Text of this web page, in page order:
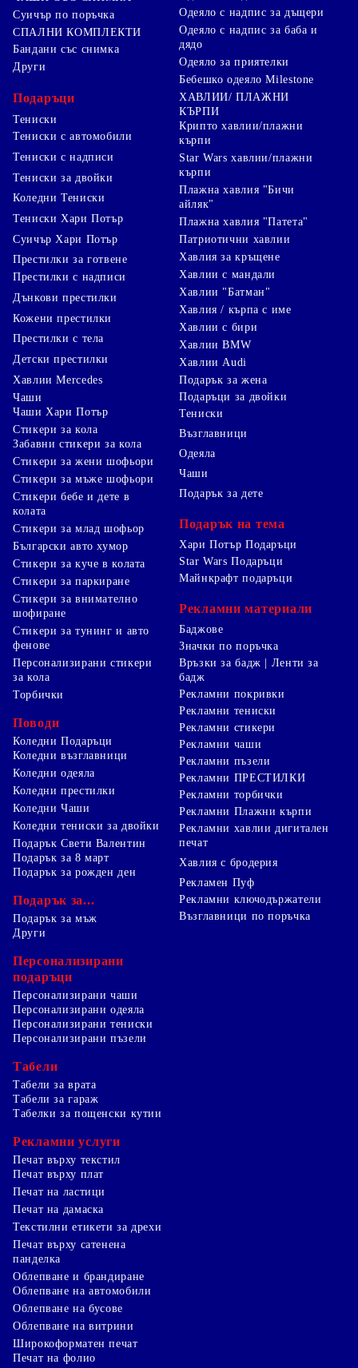
Суичър по поръчка
СПАЛНИ КОМПЛЕКТИ
Бандани със снимка
Други
Подаръци
Тениски
Тениски с автомобили
Тениски с надписи
Тениски за двойки
Коледни Тениски
Тениски Хари Потър
Суичър Хари Потър
Престилки за готвене
Престилки с надписи
Дънкови престилки
Кожени престилки
Престилки с тела
Детски престилки
Одеяло с надпис за дъщери
Одеяло с надпис за баба и
дядо
Одеяло за приятелки
Бебешко одеяло Milestone
ХАВЛИИ/ ПЛАЖНИ
КЪРПИ
Крипто хавлии/плажни
кърпи
Star Wars хавлии/плажни
кърпи
Плажна хавлия "Бичи
айляк"
Плажна хавлия "Патета"
Патриотични хавлии
Хавлия за кръщене
Хавлии с мандали
Хавлии "Батман"
Хавлия / кърпа с име
Хавлии с бири
Хавлии BMW
Хавлии Audi
Хавлии Mercedes
Чаши
Чаши Хари Потър
Стикери за кола
Забавни стикери за кола
Стикери за жени шофьори
Стикери за мъже шофьори
Стикери бебе и дете в
колата
Стикери за млад шофьор
Български авто хумор
Стикери за куче в колата
Стикери за паркиране
Стикери за внимателно
шофиране
Стикери за тунинг и авто
фенове
Персонализирани стикери
за кола
Торбички
Поводи
Коледни Подаръци
Коледни възглавници
Коледни одеяла
Коледни престилки
Коледни Чаши
Коледни тениски за двойки
Подарък Свети Валентин
Подарък за 8 март
Подарък за рожден ден
Подарък за...
Подарък за мъж
Подарък за жена
Подаръци за двойки
Тениски
Възглавници
Одеяла
Чаши
Подарък за дете
Подарък на тема
Хари Потър Подаръци
Star Wars Подаръци
Майнкрафт подаръци
Рекламни материали
Баджове
Значки по поръчка
Връзки за бадж | Ленти за
бадж
Рекламни покривки
Рекламни тениски
Рекламни стикери
Рекламни чаши
Рекламни пъзели
Рекламни ПРЕСТИЛКИ
Рекламни торбички
Рекламни Плажни кърпи
Рекламни хавлии дигитален
печат
Хавлия с бродерия
Рекламен Пуф
Рекламни ключодържатели
Възглавници по поръчка
Други
Персонализирани
подаръци
Персонализирани чаши
Персонализирани одеяла
Персонализирани тениски
Персонализирани пъзели
Табели
Табели за врата
Табели за гараж
Табелки за пощенски кутии
Рекламни услуги
Печат върху текстил
Печат върху плат
Печат на ластици
Печат на дамаска
Текстилни етикети за дрехи
Печат върху сатенена
панделка
Облепване и брандиране
Облепване на автомобили
Облепване на бусове
Облепване на витрини
Широкоформатен печат
Печат на фолио